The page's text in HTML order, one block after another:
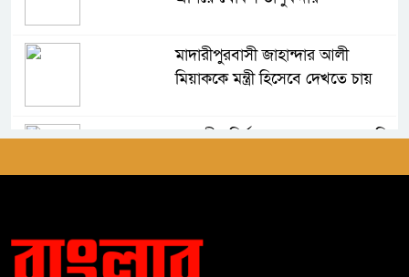
মাদারীপুরবাসী জাহান্দার আলী
মিয়াককে মন্ত্রী হিসেবে দেখতে চায়
আগামীর নির্বাচন সহজ হবে না-এমপি
সহায়তা প্রদান করলেন এমপি হেলেন
জেরিন